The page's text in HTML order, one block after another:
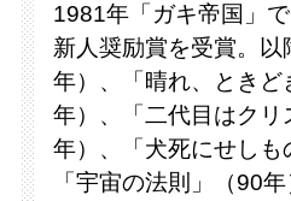
1981年「ガキ帝国」
新人奨励賞を受賞。
年）、「晴れ、ときど
年）、「二代目はクリ
年）、「犬死にせしも
「宇宙の法則」（90